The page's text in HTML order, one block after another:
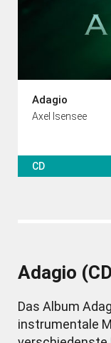
Adagio
Axel Isensee
CD
Adagio
Das Album
instrumentale